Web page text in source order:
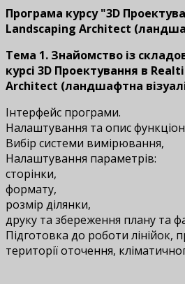
Програма курсу "3D
Landscaping Architect
Тема 1. Знайомство із
курсі 3D Проектування в
Architect (ландшафтна
Інтерфейс програми.
Налаштування та опис
Вибір системи вимірювання,
Налаштування параметрів:
сторінки,
формату,
розмір ділянки,
друку та збереження плану та
Підготовка до роботи лінійок,
території оточення,